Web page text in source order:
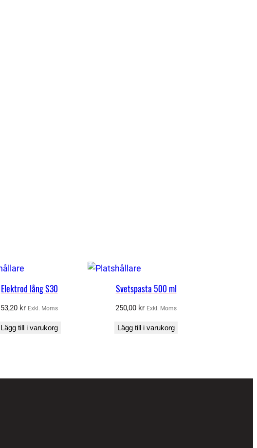
Elektrod lång S30
53,20 kr Exkl. Moms
Lägg till i varukorg
Svetspasta 500 ml
250,00 kr Exkl. Moms
Lägg till i varukorg